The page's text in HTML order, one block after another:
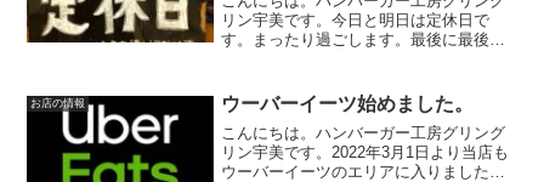
リン宇美です。今日と明日は定休日で
す。まったり過ごします。最後に最後ま
になりますように😊いってらっしゃい。
お店の情報 ウーバーイーツ始めました。
こんにちは。ハンバーガー工房グリング
リン宇美です。2022年3月1日より当店も
ウーバーイーツのエリアに入りました。